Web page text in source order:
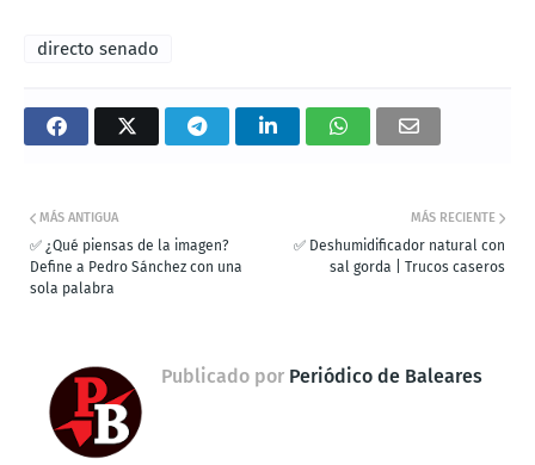
directo senado
MÁS RECIENTE
✅ Deshumidificador natural con
sal gorda | Trucos caseros
MÁS ANTIGUA
✅ ¿Qué piensas de la imagen?
Define a Pedro Sánchez con una
sola palabra
Publicado por Periódico de Baleares